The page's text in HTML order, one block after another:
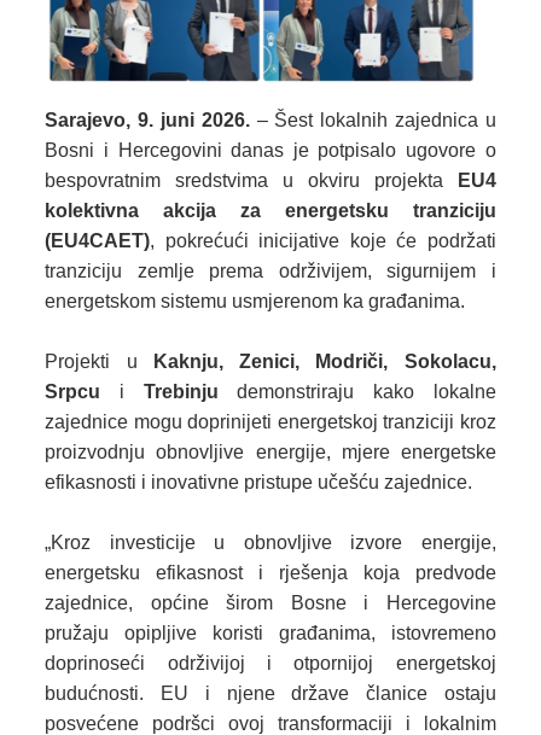
Sarajevo, 9. juni 2026.– Šest lokalnih zajednica u
Bosni i Hercegovini danas je potpisalo ugovore o
bespovratnim sredstvima u okviru projekta
EU4
kolektivna akcija za energetsku tranziciju
(EU4CAET), pokrećući inicijative koje će podržati
tranziciju zemlje prema održivijem, sigurnijem i
energetskom sistemu usmjerenom ka građanima.
Projekti u
Kaknju, Zenici, Modriči, Sokolacu,
Srpcu i Trebinju demonstriraju kako lokalne
zajednice mogu doprinijeti energetskoj tranziciji kroz
proizvodnju obnovljive energije, mjere energetske
efikasnosti i inovativne pristupe učešću zajednice.
„Kroz investicije u obnovljive izvore energije,
energetsku efikasnost i rješenja koja predvode
zajednice, općine širom Bosne i Hercegovine
pružaju opipljive koristi građanima, istovremeno
doprinoseći održivijoj i otpornijoj energetskoj
budućnosti. EU i njene države članice ostaju
posvećene podršci ovoj transformaciji i lokalnim